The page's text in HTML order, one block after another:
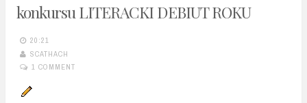
konkursu LITERACKI DEBIUT ROKU
20:21
SCATHACH
1 COMMENT